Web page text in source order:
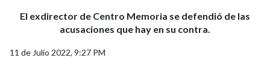
El exdirector de Centro Memoria se defendió de las
acusaciones que hay en su contra.
11 de Julio 2022, 9:27 PM